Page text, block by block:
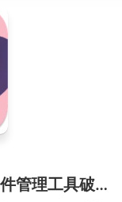
BananaBin v1.1.1 Mac轻量级文件管理工具破解版